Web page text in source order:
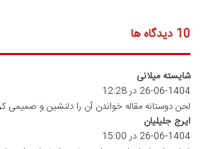
‫10 دیدگاه ها
شایسته میلانی
ف
ت
26-06-1404 در 12:28
لحن دوستانه مقاله خواندن آن را دلنشین و صمیمی
ایرج جلیلیان
ف
26-06-1404 در 15:00